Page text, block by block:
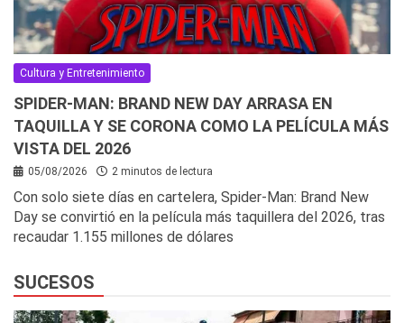
Cultura y Entretenimiento
SPIDER-MAN: BRAND NEW DAY ARRASA EN
TAQUILLA Y SE CORONA COMO LA PELÍCULA MÁS
VISTA DEL 2026
05/08/2026 2 minutos de lectura
Con solo siete días en cartelera, Spider-Man: Brand New
Day se convirtió en la película más taquillera del 2026, tras
recaudar 1.155 millones de dólares
SUCESOS